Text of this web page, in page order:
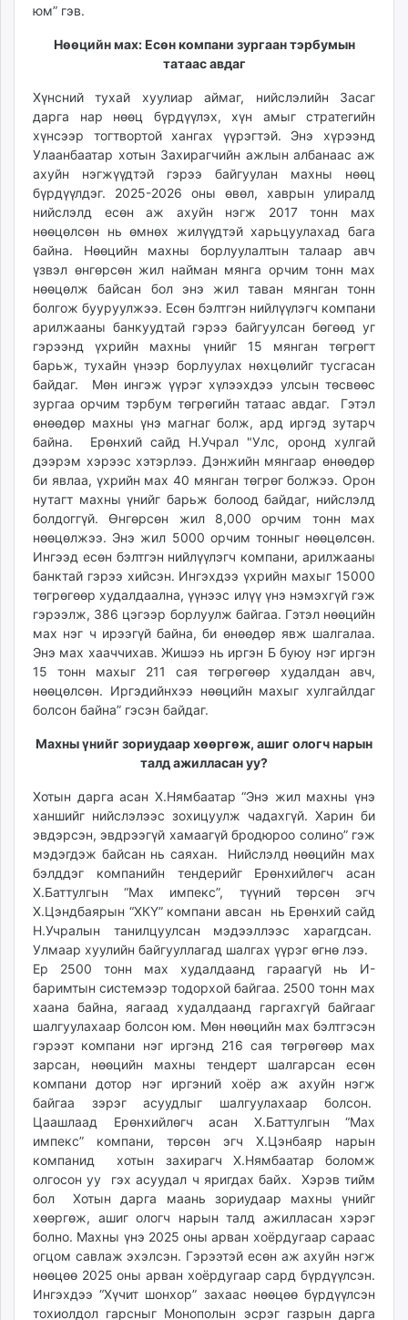
юм” гэв.
Нөөцийн мах: Есөн компани зургаан тэрбумын
татаас авдаг
Хүнсний тухай хуулиар аймаг, нийслэлийн Засаг
дарга нар нөөц бүрдүүлэх, хүн амыг стратегийн
хүнсээр тогтвортой хангах үүрэгтэй. Энэ хүрээнд
Улаанбаатар хотын Захирагчийн ажлын албанаас аж
ахуйн нэгжүүдтэй гэрээ байгуулан махны нөөц
бүрдүүлдэг. 2025-2026 оны өвөл, хаврын улиралд
нийслэлд есөн аж ахуйн нэгж 2017 тонн мах
нөөцөлсөн нь өмнөх жилүүдтэй харьцуулахад бага
байна. Нөөцийн махны борлуулалтын талаар авч
үзвэл өнгөрсөн жил найман мянга орчим тонн мах
нөөцөлж байсан бол энэ жил таван мянган тонн
болгож бууруулжээ. Есөн бэлтгэн нийлүүлэгч компани
арилжааны банкуудтай гэрээ байгуулсан бөгөөд уг
гэрээнд үхрийн махны үнийг 15 мянган төгрөгт
барьж, тухайн үнээр борлуулах нөхцөлийг тусгасан
байдаг. Мөн ингэж үүрэг хүлээхдээ улсын төсвөөс
зургаа орчим тэрбум төгрөгийн татаас авдаг. Гэтэл
өнөөдөр махны үнэ магнаг болж, ард иргэд зутарч
байна. Ерөнхий сайд Н.Учрал "Улс, оронд хулгай
дээрэм хэрээс хэтэрлээ. Дэнжийн мянгаар өнөөдөр
би явлаа, үхрийн мах 40 мянган төгрөг болжээ. Орон
нутагт махны үнийг барьж болоод байдаг, нийслэлд
болдоггүй. Өнгөрсөн жил 8,000 орчим тонн мах
нөөцөлжээ. Энэ жил 5000 орчим тонныг нөөцөлсөн.
Ингээд есөн бэлтгэн нийлүүлэгч компани, арилжааны
банктай гэрээ хийсэн. Ингэхдээ үхрийн махыг 15000
төгрөгөөр худалдаална, үүнээс илүү үнэ нэмэхгүй гэж
гэрээлж, 386 цэгээр борлуулж байгаа. Гэтэл нөөцийн
мах нэг ч ирээгүй байна, би өнөөдөр явж шалгалаа.
Энэ мах хааччихав. Жишээ нь иргэн Б буюу нэг иргэн
15 тонн махыг 211 сая төгрөгөөр худалдан авч,
нөөцөлсөн. Иргэдийнхээ нөөцийн махыг хулгайлдаг
болсон байна” гэсэн байдаг.
Махны үнийг зориудаар хөөргөж, ашиг ологч нарын
талд ажилласан уу?
Хотын дарга асан Х.Нямбаатар “Энэ жил махны үнэ
ханшийг нийслэлээс зохицуулж чадахгүй. Харин би
эвдэрсэн, эвдрээгүй хамаагүй бродюроо солино” гэж
мэдэгдэж байсан нь саяхан. Нийслэлд нөөцийн мах
бэлддэг компанийн тендерийг Ерөнхийлөгч асан
Х.Баттулгын “Мах импекс”, түүний төрсөн эгч
Х.Цэндбаярын “ХКҮ” компани авсан нь Ерөнхий сайд
Н.Учралын танилцуулсан мэдээллээс харагдсан.
Улмаар хуулийн байгууллагад шалгах үүрэг өгнө лээ.
Ер 2500 тонн мах худалдаанд гараагүй нь И-
баримтын системээр тодорхой байгаа. 2500 тонн мах
хаана байна, яагаад худалдаанд гаргахгүй байгааг
шалгуулахаар болсон юм. Мөн нөөцийн мах бэлтгэсэн
гэрээт компани нэг иргэнд 216 сая төгрөгөөр мах
зарсан, нөөцийн махны тендерт шалгарсан есөн
компани дотор нэг иргэний хоёр аж ахуйн нэгж
байгаа зэрэг асуудлыг шалгуулахаар болсон.
Цаашлаад Ерөнхийлөгч асан Х.Баттулгын “Мах
импекс” компани, төрсөн эгч Х.Цэнбаяр нарын
компанид хотын захирагч Х.Нямбаатар боломж
олгосон уу гэх асуудал ч яригдах байх. Хэрэв тийм
бол Хотын дарга маань зориудаар махны үнийг
хөөргөж, ашиг ологч нарын талд ажилласан хэрэг
болно. Махны үнэ 2025 оны арван хоёрдугаар сараас
огцом савлаж эхэлсэн. Гэрээтэй есөн аж ахуйн нэгж
нөөцөө 2025 оны арван хоёрдугаар сард бүрдүүлсэн.
Ингэхдээ “Хүчит шонхор” захаас нөөцөө бүрдүүлсэн
тохиолдол гарсныг Монополын эсрэг газрын дарга